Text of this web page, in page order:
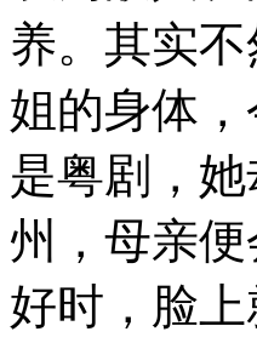
养。其实
姐的身体
是粤剧，
州，母亲
好时，脸